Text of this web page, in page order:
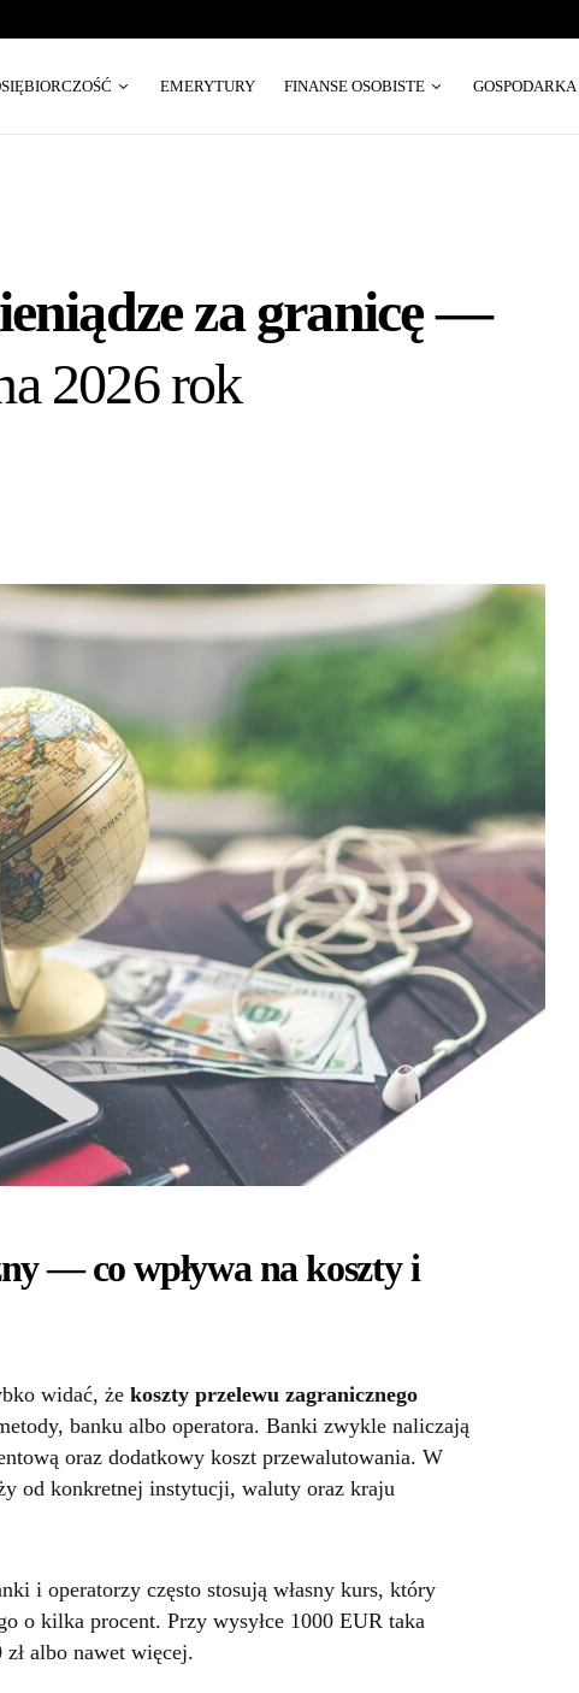
EMERYTURY FINANSE OSOBISTE GOSPODARKA
za granicę —
2026 rok
— co wpływa na koszty i
widać, że koszty przelewu zagranicznego
banku albo operatora. Banki zwykle naliczają
oraz dodatkowy koszt przewalutowania. W
od konkretnej instytucji, waluty oraz kraju
i operatorzy często stosują własny kurs, który
o kilka procent. Przy wysyłce 1000 EUR taka
albo nawet więcej.